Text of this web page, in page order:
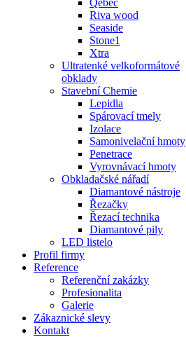
Qebec
Riva wood
Seaside
Stone1
Xtra
Ultratenké velkoformátové
obklady
Stavební Chemie
Lepidla
Spárovací tmely
Izolace
Samonivelační hmoty
Penetrace
Vyrovnávací hmoty
Obkladačské nářadí
Diamantové nástroje
Řezačky
Řezací technika
Diamantové pily
LED listelo
Profil firmy
Reference
Referenční zakázky
Profesionalita
Galerie
Zákaznické slevy
Kontakt